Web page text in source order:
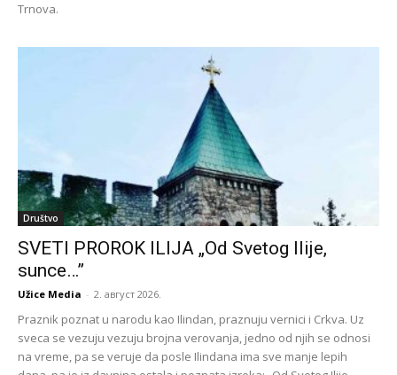
Trnova.
Društvo
SVETI PROROK ILIJA „Od Svetog Ilije,
sunce…”
Užice Media - 2. август 2026.
Praznik poznat u narodu kao Ilindan, praznuju vernici i Crkva. Uz
sveca se vezuju vezuju brojna verovanja, jedno od njih se odnosi
na vreme, pa se veruje da posle Ilindana ima sve manje lepih